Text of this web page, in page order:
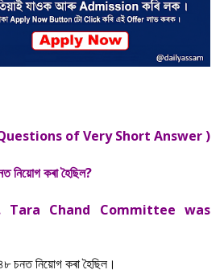
(Questions of Very Short Answer )
নিয়োগ কৰা হৈছিল?
Chand Committee was
চনত নিয়োগ কৰা হৈছিল।